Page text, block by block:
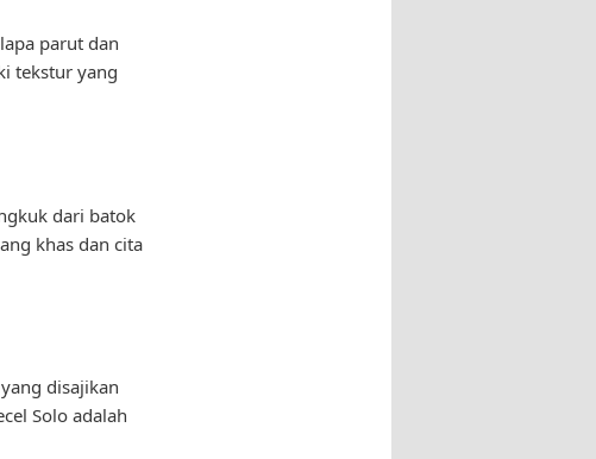
parut dan
tekstur yang
dari batok
khas dan cita
disajikan
Solo adalah